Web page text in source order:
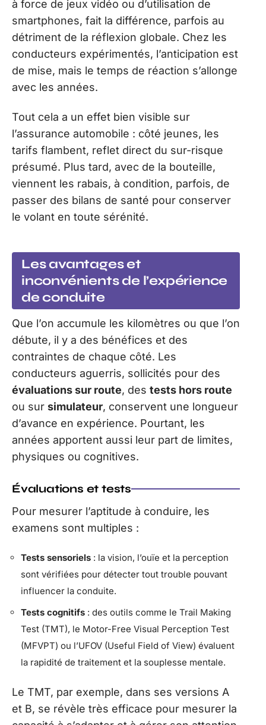
à force de jeux vidéo ou d’utilisation de
smartphones, fait la différence, parfois au
détriment de la réflexion globale. Chez les
conducteurs expérimentés, l’anticipation est
de mise, mais le temps de réaction s’allonge
avec les années.
Tout cela a un effet bien visible sur
l’assurance automobile : côté jeunes, les
tarifs flambent, reflet direct du sur-risque
présumé. Plus tard, avec de la bouteille,
viennent les rabais, à condition, parfois, de
passer des bilans de santé pour conserver
le volant en toute sérénité.
Les avantages et
inconvénients de l’expérience
de conduite
Que l’on accumule les kilomètres ou que l’on
débute, il y a des bénéfices et des
contraintes de chaque côté. Les
conducteurs aguerris, sollicités pour des
évaluations sur route, des tests hors route
ou sur simulateur, conservent une longueur
d’avance en expérience. Pourtant, les
années apportent aussi leur part de limites,
physiques ou cognitives.
Évaluations et tests
Pour mesurer l’aptitude à conduire, les
examens sont multiples :
Tests sensoriels : la vision, l’ouïe et la perception
sont vérifiées pour détecter tout trouble pouvant
influencer la conduite.
Tests cognitifs : des outils comme le Trail Making
Test (TMT), le Motor-Free Visual Perception Test
(MFVPT) ou l’UFOV (Useful Field of View) évaluent
la rapidité de traitement et la souplesse mentale.
Le TMT, par exemple, dans ses versions A
et B, se révèle très efficace pour mesurer la